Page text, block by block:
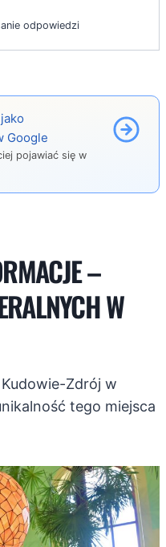
odpowiedzi
jako
Google
pojawiać się w
–
W
Zdrój w
tego miejsca